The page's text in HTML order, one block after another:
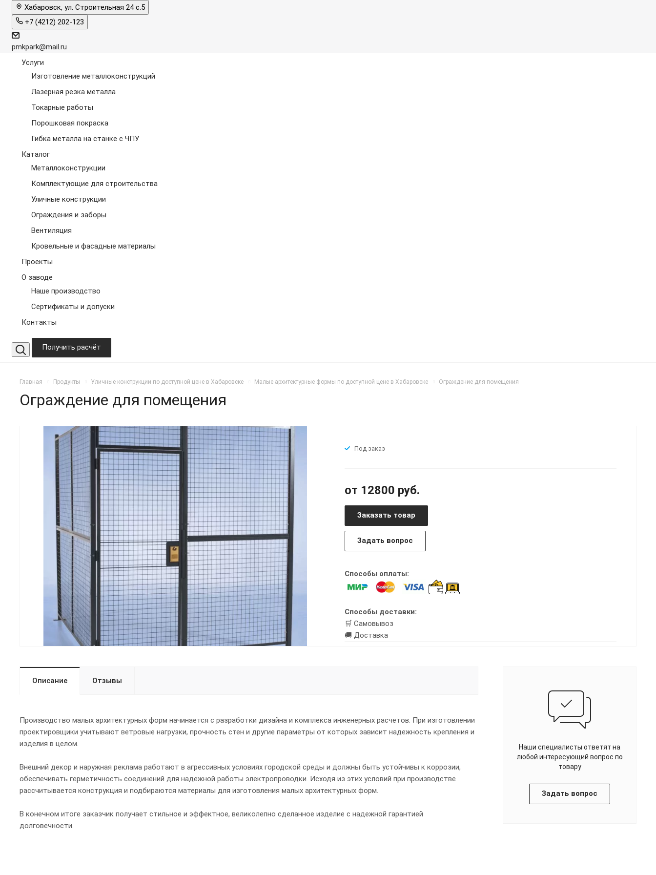
Хабаровск, ул. Строительная 24 с.5
+7 (4212) 202-123
pmkpark@mail.ru
Услуги
Изготовление металлоконструкций
Лазерная резка металла
Токарные работы
Порошковая покраска
Гибка металла на станке с ЧПУ
Каталог
Металлоконструкции
Комплектующие для строительства
Уличные конструкции
Ограждения и заборы
Вентиляция
Кровельные и фасадные материалы
Проекты
О заводе
Наше производство
Сертификаты и допуски
Контакты
Получить расчёт
Главная Продукты Уличные конструкции по доступной цене в Хабаровске Малые архитектурные формы по доступной цене в Хабаровске Ограждение для помещения
Ограждение для помещения
Под заказ
от 12800 руб.
Заказать товар
Задать вопрос
Способы оплаты:
Способы доставки:
🛒 Самовывоз
🚚 Доставка
Описание Отзывы
Производство малых архитектурных форм начинается с разработки дизайна и комплекса инженерных расчетов. При изготовлении
проектировщики учитывают ветровые нагрузки, прочность стен и другие параметры от которых зависит надежность крепления и
изделия в целом.
Внешний декор и наружная реклама работают в агрессивных условиях городской среды и должны быть устойчивы к коррозии,
обеспечивать герметичность соединений для надежной работы электропроводки. Исходя из этих условий при производстве
рассчитывается конструкция и подбираются материалы для изготовления малых архитектурных форм.
В конечном итоге заказчик получает стильное и эффектное, великолепно сделанное изделие с надежной гарантией
долговечности.
Наши специалисты ответят на
любой интересующий вопрос по
товару
Задать вопрос